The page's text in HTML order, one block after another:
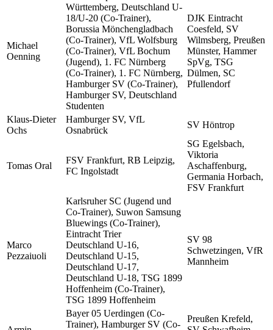
Michael
Oenning
Württemberg, Deutschland U-
18/U-20 (Co-Trainer),
Borussia Mönchengladbach
(Co-Trainer), VfL Wolfsburg
(Co-Trainer), VfL Bochum
(Jugend), 1. FC Nürnberg
(Co-Trainer), 1. FC Nürnberg,
Hamburger SV (Co-Trainer),
Hamburger SV, Deutschland
Studenten
DJK Eintracht
Coesfeld, SV
Wilmsberg, Preußen
Münster, Hammer
SpVg, TSG
Dülmen, SC
Pfullendorf
Klaus-Dieter
Ochs
Hamburger SV, VfL
Osnabrück
SV Höntrop
Tomas Oral
FSV Frankfurt, RB Leipzig,
FC Ingolstadt
SG Egelsbach,
Viktoria
Aschaffenburg,
Germania Horbach,
FSV Frankfurt
Marco
Pezzaiuoli
Karlsruher SC (Jugend und
Co-Trainer), Suwon Samsung
Bluewings (Co-Trainer),
Eintracht Trier
Deutschland U-16,
Deutschland U-15,
Deutschland U-17,
Deutschland U-18, TSG 1899
Hoffenheim (Co-Trainer),
TSG 1899 Hoffenheim
SV 98
Schwetzingen, VfR
Mannheim
Bayer 05 Uerdingen (Co-
Trainer), Hamburger SV (Co-
Preußen Krefeld,